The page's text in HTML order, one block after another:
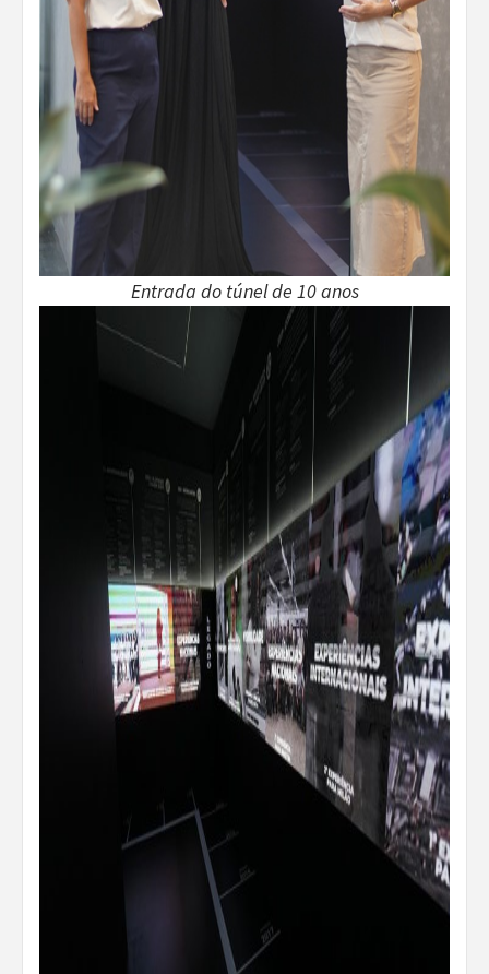
Entrada do túnel de 10 anos